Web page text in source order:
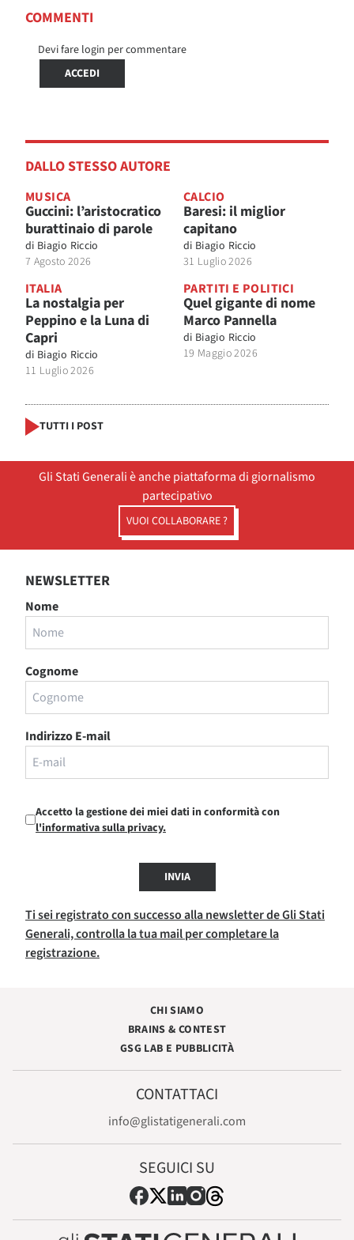
COMMENTI
Devi fare login per commentare
ACCEDI
DALLO STESSO AUTORE
MUSICA
Guccini: l’aristocratico
burattinaio di parole
di Biagio Riccio
7 Agosto 2026
CALCIO
Baresi: il miglior
capitano
di Biagio Riccio
31 Luglio 2026
ITALIA
La nostalgia per
Peppino e la Luna di
Capri
di Biagio Riccio
11 Luglio 2026
PARTITI E POLITICI
Quel gigante di nome
Marco Pannella
di Biagio Riccio
19 Maggio 2026
TUTTI I POST
Gli Stati Generali è anche piattaforma di giornalismo
partecipativo
VUOI COLLABORARE ?
NEWSLETTER
Nome
Cognome
Indirizzo E-mail
Accetto la gestione dei miei dati in conformità con
l'informativa sulla privacy.
INVIA
Ti sei registrato con successo alla newsletter de Gli Stati
Generali, controlla la tua mail per completare la
registrazione.
CHI SIAMO
BRAINS & CONTEST
GSG LAB E PUBBLICITÀ
CONTATTACI
info@glistatigenerali.com
SEGUICI SU